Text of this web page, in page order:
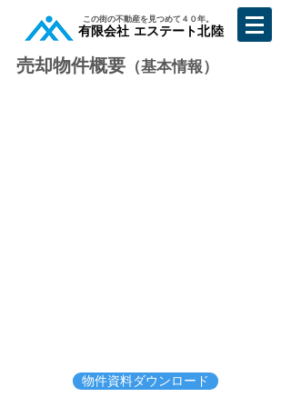
​この街の不動産を見つめて４０年。
​有限会社 エステート北陸
売却物件概要 （基本情報）
物件資料ダウンロード